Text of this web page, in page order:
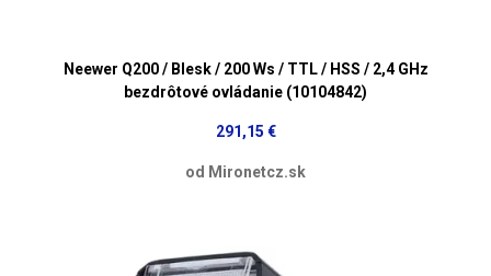
Neewer Q200 / Blesk / 200 Ws / TTL / HSS / 2,4 GHz
bezdrôtové ovládanie (10104842)
291,15 €
od Mironetcz.sk